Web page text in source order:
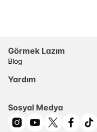
Görmek Lazım
Blog
Yardım
Sosyal Medya